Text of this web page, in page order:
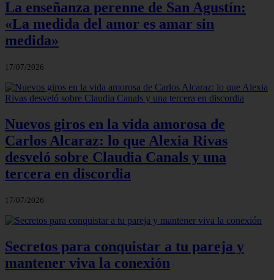
La enseñanza perenne de San Agustín:
«La medida del amor es amar sin
medida»
17/07/2026
Nuevos giros en la vida amorosa de
Carlos Alcaraz: lo que Alexia Rivas
desveló sobre Claudia Canals y una
tercera en discordia
17/07/2026
Secretos para conquistar a tu pareja y
mantener viva la conexión